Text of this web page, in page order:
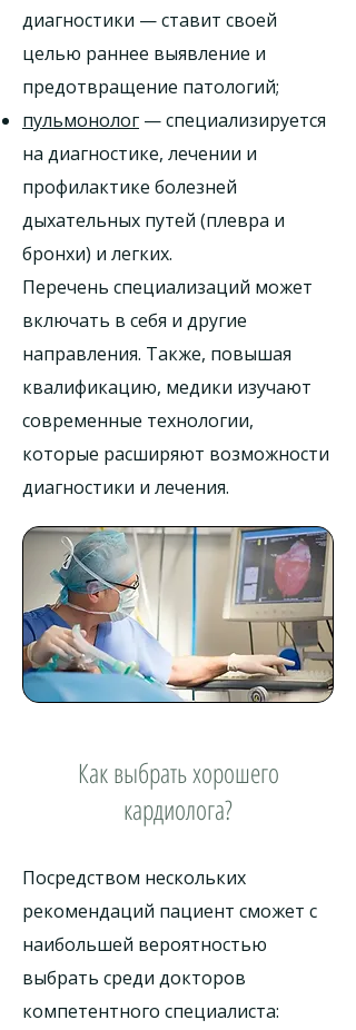
диагностики — ставит своей
целью раннее выявление и
предотвращение патологий;
пульмонолог — специализируется
на диагностике, лечении и
профилактике болезней
дыхательных путей (плевра и
бронхи) и легких.
Перечень специализаций может
включать в себя и другие
направления. Также, повышая
квалификацию, медики изучают
современные технологии,
которые расширяют возможности
диагностики и лечения.
Как выбрать хорошего
кардиолога?
Посредством нескольких
рекомендаций пациент сможет с
наибольшей вероятностью
выбрать среди докторов
компетентного специалиста: